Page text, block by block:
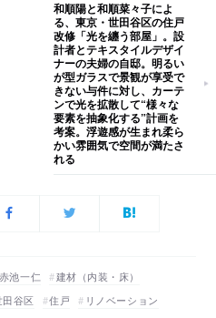
和順陽と和順菜々子によ
る、東京・世田谷区の住戸
改修「光を纏う部屋」。設
計者とテキスタイルデザイ
ナーの夫婦の自邸。明るい
が型ガラスで景観が享受で
きない与件に対し、カーテ
ンで光を拡散して“様々な
要素を抽象化する”計画を
考案。浮遊感が生まれ柔ら
かい雰囲気で空間が満たさ
れる
赤池一仁
建材（内装・床）
田谷区 住戸
リノベーション